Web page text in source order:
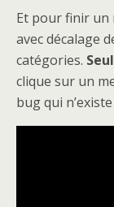
Et pour finir un
avec décalage
catégories.
clique sur un
bug qui